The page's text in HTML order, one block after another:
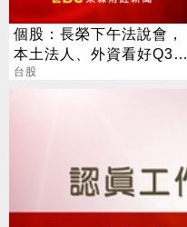
個股：長榮下午法說會，
本土法人、外資看好Q3獲
利，美系外資喊「加碼」
台股